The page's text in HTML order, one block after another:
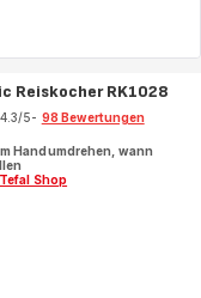
Reiskocher RK1028
4.3/5- 98 Bewertungen
Handumdrehen, wann
Tefal Shop